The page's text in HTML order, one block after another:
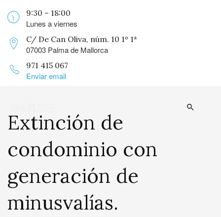
9:30 – 18:00
Lunes a viernes
C/ De Can Oliva, núm. 10 1º 1ª
07003 Palma de Mallorca
971 415 067
Enviar email
Extinción de
condominio con
generación de
minusvalías.